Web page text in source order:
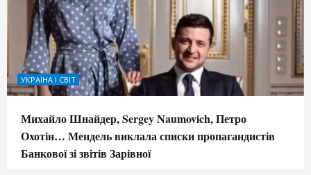
УКРАЇНА І СВІТ
Михайло Шнайдер, Sergey Naumovich, Петро
Охотін… Мендель виклала списки пропагандистів
Банкової зі звітів Зарівної